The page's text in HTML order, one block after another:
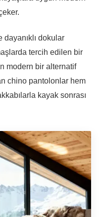
dokular
tercih edilen bir
modern bir alternatif
chino pantolonlar hem
kayak sonrası